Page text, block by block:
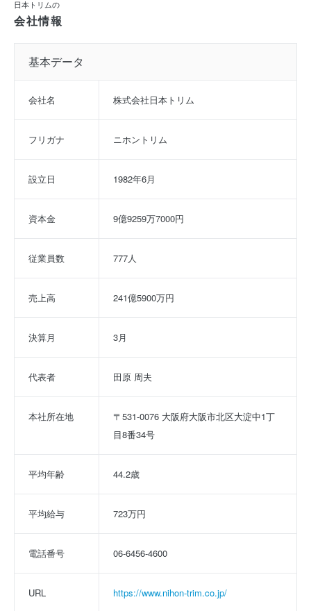
日本トリムの
会社情報
基本データ
会社名 株式会社日本トリム
フリガナ ニホントリム
設立日 1982年6月
資本金 9億9259万7000円
従業員数 777人
売上高 241億5900万円
決算月 3月
代表者 田原 周夫
本社所在地
〒531-0076 大阪府大阪市北区大淀中1丁
目8番34号
平均年齢 44.2歳
平均給与 723万円
電話番号 06-6456-4600
URL https://www.nihon-trim.co.jp/